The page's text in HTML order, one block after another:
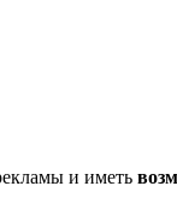
и иметь